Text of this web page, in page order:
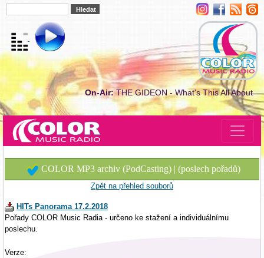
On-Air:THE GIDEON - What's This All About
COLOR MP3 archiv (PodCasting) | (poslech pořadů)
Zpět na přehled souborů
HITs Panorama 17.2.2018
Pořady COLOR Music Radia - určeno ke stažení a individuálnímu
poslechu.
Verze: